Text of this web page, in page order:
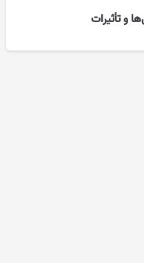
و تأثیرات